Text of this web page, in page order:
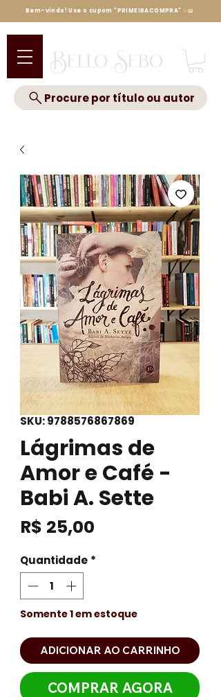
Bello Sebo
Procure por título ou autor
Bem-vindo! Use o cupom "PRIMEIRACOMPRA" ✨📖
SKU: 9788576867869
Lágrimas de
Amor e Café -
Babi A. Sette
R$ 25,00
Quantidade *
Somente 1 em estoque
ADICIONAR AO CARRINHO
COMPRAR AGORA